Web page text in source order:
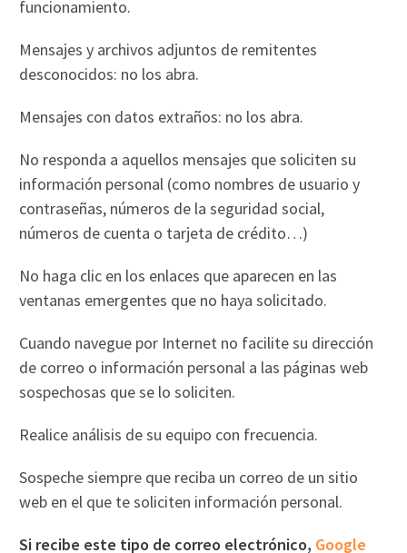
funcionamiento.
Mensajes y archivos adjuntos de remitentes
desconocidos: no los abra.
Mensajes con datos extraños: no los abra.
No responda a aquellos mensajes que soliciten su
información personal (como nombres de usuario y
contraseñas, números de la seguridad social,
números de cuenta o tarjeta de crédito…)
No haga clic en los enlaces que aparecen en las
ventanas emergentes que no haya solicitado.
Cuando navegue por Internet no facilite su dirección
de correo o información personal a las páginas web
sospechosas que se lo soliciten.
Realice análisis de su equipo con frecuencia.
Sospeche siempre que reciba un correo de un sitio
web en el que te soliciten información personal.
Si recibe este tipo de correo electrónico, Google